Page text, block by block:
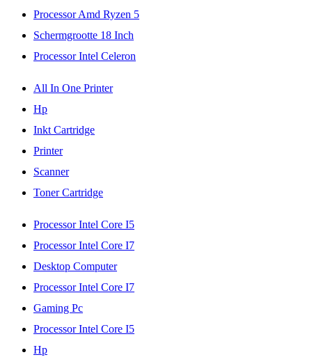
Processor Amd Ryzen 5
Schermgrootte 18 Inch
Processor Intel Celeron
All In One Printer
Hp
Inkt Cartridge
Printer
Scanner
Toner Cartridge
Processor Intel Core I5
Processor Intel Core I7
Desktop Computer
Processor Intel Core I7
Gaming Pc
Processor Intel Core I5
Hp